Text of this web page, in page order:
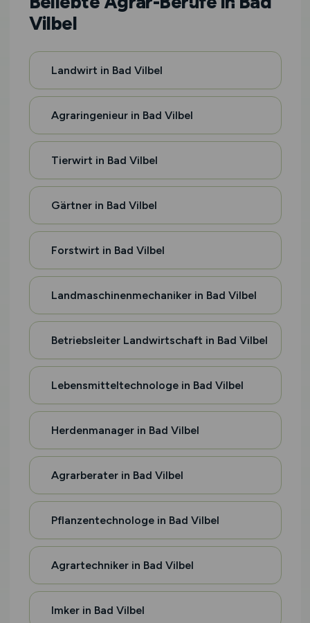
Vilbel
Landwirt in Bad Vilbel
Agraringenieur in Bad Vilbel
Tierwirt in Bad Vilbel
Gärtner in Bad Vilbel
Forstwirt in Bad Vilbel
Landmaschinenmechaniker in Bad Vilbel
Betriebsleiter Landwirtschaft in Bad Vilbel
Lebensmitteltechnologe in Bad Vilbel
Herdenmanager in Bad Vilbel
Agrarberater in Bad Vilbel
Pflanzentechnologe in Bad Vilbel
Agrartechniker in Bad Vilbel
Imker in Bad Vilbel